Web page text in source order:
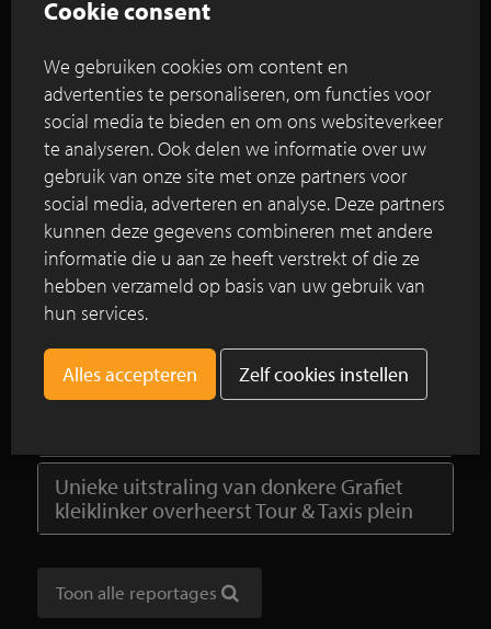
duurzaamheid zichtbaar aanwezig is in elke
Lees verder
NOA outdoor living: Vande Moortel als
partner in internationaal getint en uniek
inspiratiepark
Contrastrijk patroon van SeptimA
te Amsterdam
DecimA Grafiet kleiklinker voegt speelse
Unieke uitstraling van donkere Grafiet
kleiklinker overheerst Tour & Taxis plein
Toon alle reportages
Cookie consent
We gebruiken cookies om content en
advertenties te personaliseren, om functies voor
social media te bieden en om ons websiteverkeer
te analyseren. Ook delen we informatie over uw
gebruik van onze site met onze partners voor
social media, adverteren en analyse. Deze partners
kunnen deze gegevens combineren met andere
informatie die u aan ze heeft verstrekt of die ze
hebben verzameld op basis van uw gebruik van
hun services.
Zelf cookies instellen